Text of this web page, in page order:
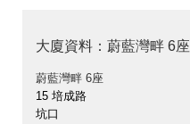
大廈資料：蔚藍灣畔 6座
蔚藍灣畔 6座
15 培成路
坑口